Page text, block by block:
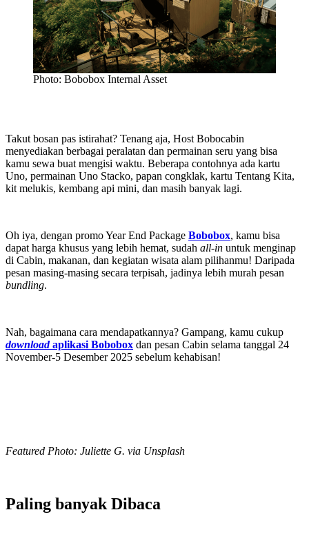
Photo: Bobobox Internal Asset
Takut bosan pas istirahat? Tenang aja, Host Bobocabin
menyediakan berbagai peralatan dan permainan seru yang bisa
kamu sewa buat mengisi waktu. Beberapa contohnya ada kartu
Uno, permainan Uno Stacko, papan congklak, kartu Tentang Kita,
kit melukis, kembang api mini, dan masih banyak lagi.
Oh iya, dengan promo Year End Package Bobobox, kamu bisa
dapat harga khusus yang lebih hemat, sudah all-in untuk menginap
di Cabin, makanan, dan kegiatan wisata alam pilihanmu! Daripada
pesan masing-masing secara terpisah, jadinya lebih murah pesan
bundling.
Nah, bagaimana cara mendapatkannya? Gampang, kamu cukup
downloadaplikasi Bobobox dan pesan Cabin selama tanggal 24
November-5 Desember 2025 sebelum kehabisan!
Featured Photo: Juliette G. via Unsplash
Paling banyak Dibaca